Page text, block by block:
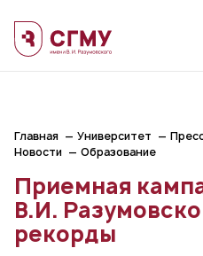
Главная Университет
Новости
Образование
Приемная
В.И.
рекорды